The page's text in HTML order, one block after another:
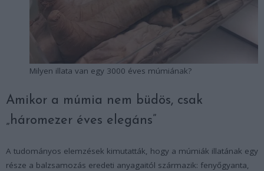
Milyen illata van egy 3000 éves múmiának?
Amikor a múmia nem büdös, csak
„háromezer éves elegáns”
A tudományos elemzések kimutatták, hogy a múmiák illatának egy
része a balzsamozás eredeti anyagaitól származik: fenyőgyanta,